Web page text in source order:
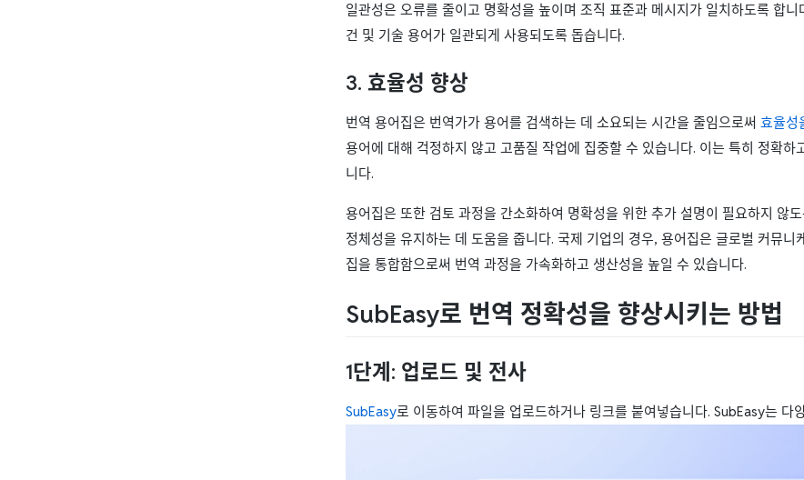
일관성은 오류를 줄이고 명확성을 높이며 조직 표준과 메시지가 일치하도록 합
건 및 기술 용어가 일관되게 사용되도록 돕습니다.
3. 효율성 향상
번역 용어집은 번역가가 용어를 검색하는 데 소요되는 시간을 줄임으로써 효율성
용어에 대해 걱정하지 않고 고품질 작업에 집중할 수 있습니다. 이는 특히 정확
니다.
용어집은 또한 검토 과정을 간소화하여 명확성을 위한 추가 설명이 필요하지 않
정체성을 유지하는 데 도움을 줍니다. 국제 기업의 경우, 용어집은 글로벌 커뮤
집을 통합함으로써 번역 과정을 가속화하고 생산성을 높일 수 있습니다.
SubEasy로 번역 정확성을 향상시키는 방법
1단계: 업로드 및 전사
SubEasy로 이동하여 파일을 업로드하거나 링크를 붙여넣습니다. SubEasy는 다